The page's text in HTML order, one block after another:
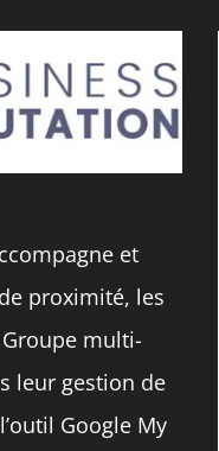
et
proximité, les
multi-
leur gestion de
Google My